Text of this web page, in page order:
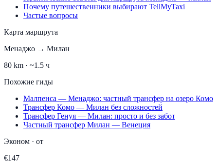
Почему путешественники выбирают TellMyTaxi
Частые вопросы
Карта маршрута
Менаджо → Милан
80 km · ~1.5 ч
Похожие гиды
Малпенса — Менаджо: частный трансфер на озеро Комо
Трансфер Комо — Милан без сложностей
Трансфер Генуя — Милан: просто и без забот
Частный трансфер Милан — Венеция
Эконом · от
€147